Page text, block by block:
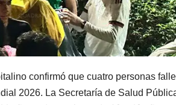
confirmó que cuatro personas
2026. La Secretaría de Salud